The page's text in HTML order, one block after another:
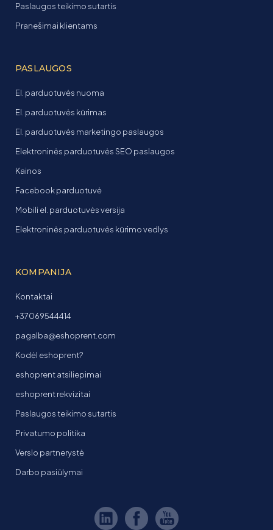
Paslaugos teikimo sutartis
Pranešimai klientams
PASLAUGOS
El. parduotuvės nuoma
El. parduotuvės kūrimas
El. parduotuvės marketingo paslaugos
Elektroninės parduotuvės SEO paslaugos
Kainos
Facebook parduotuvė
Mobili el. parduotuvės versija
Elektroninės parduotuvės kūrimo vedlys
KOMPANIJA
Kontaktai
+37069544414
pagalba@eshoprent.com
Kodėl eshoprent?
eshoprent atsiliepimai
eshoprent rekvizitai
Paslaugos teikimo sutartis
Privatumo politika
Verslo partnerystė
Darbo pasiūlymai